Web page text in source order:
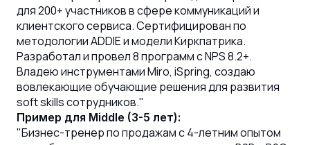
для 200+ участников в сфере коммуникаций и
клиентского сервиса. Сертифицирован по
методологии ADDIE и модели Киркпатрика.
Разработал и провел 8 программ с NPS 8.2+.
Владею инструментами Miro, iSpring, создаю
вовлекающие обучающие решения для развития
soft skills сотрудников."
Пример для Middle (3-5 лет):
"Бизнес-тренер по продажам с 4-летним опытом